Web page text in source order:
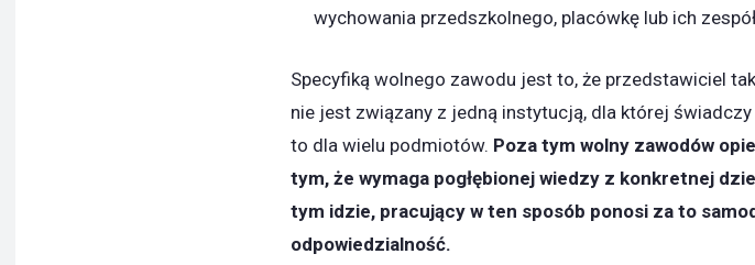
wychowania przedszkolnego, placówkę lub ich
Specyfiką wolnego zawodu jest to, że przedstawiciel
nie jest związany z jedną instytucją, dla której świadczy
to dla wielu podmiotów. Poza tym wolny zawodów
tym, że wymaga pogłębionej wiedzy z konkretnej
tym idzie, pracujący w ten sposób ponosi za to
odpowiedzialność.